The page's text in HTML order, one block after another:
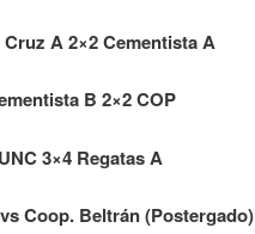
A 2×2 Cementista A
B 2×2 COP
UNC 3×4 Regatas A
Coop. Beltrán (Postergado)